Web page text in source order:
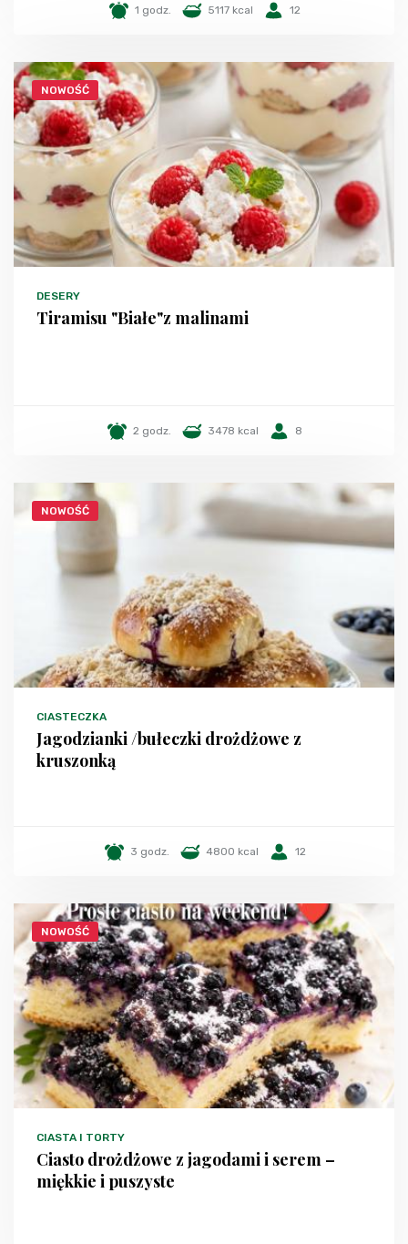
1 godz. 5117 kcal 12
NOWOŚĆ
DESERY
Tiramisu "Białe"z malinami
2 godz. 3478 kcal 8
NOWOŚĆ
CIASTECZKA
Jagodzianki /bułeczki drożdżowe z
kruszonką
3 godz. 4800 kcal 12
NOWOŚĆ
CIASTA I TORTY
Ciasto drożdżowe z jagodami i serem –
miękkie i puszyste